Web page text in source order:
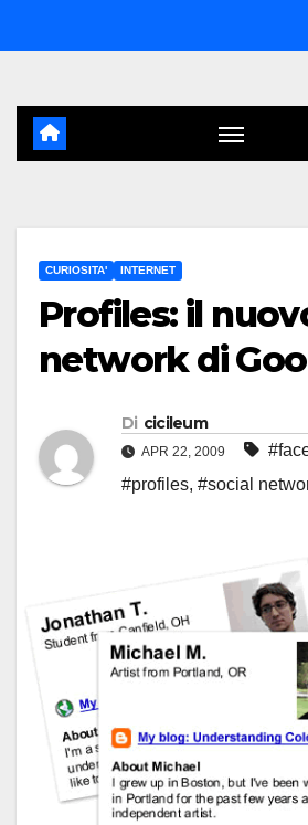
al
CURIOSITA' INTERNET
Profiles: il
network di
Di cicileum
APR 22, 2009
#profiles, #social